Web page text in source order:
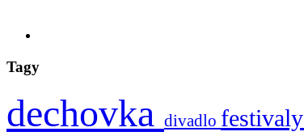
Tagy
dechovka divadlo festivaly